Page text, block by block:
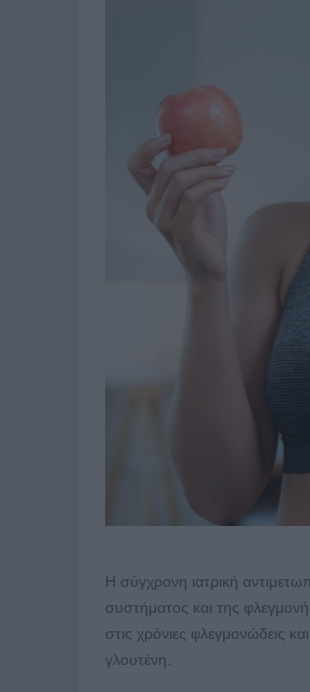
Η σύγχρονη ιατρική
συστήματος και της
στις χρόνιες φλεγμονώδεις
γλουτένη.